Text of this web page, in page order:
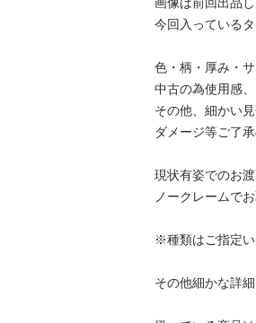
今回入っている
色・柄・厚み・
中古の為使用感
その他、細かい
ダメージ等ご了
現状有姿でのお
ノークレームで
※種類はご指定い
その他細かな詳